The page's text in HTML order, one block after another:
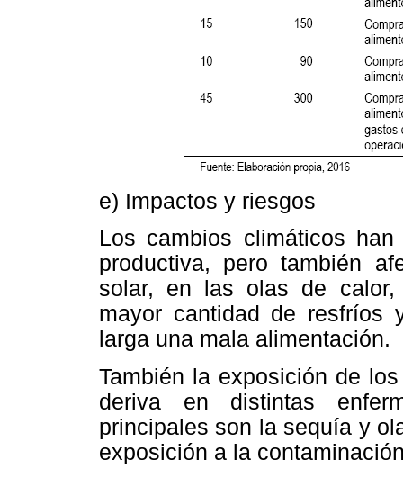
e) Impactos y riesgos
Los cambios climáticos
productiva, pero también
solar, en las olas de calor,
mayor cantidad de
larga una mala alimentación.
También la exposición de
deriva en distintas
principales son la sequía y
exposición a la